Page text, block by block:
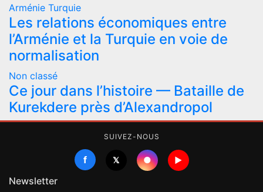
Arménie Turquie
Les relations économiques entre
l’Arménie et la Turquie en voie de
normalisation
Non classé
Ce jour dans l’histoire — Bataille de
Kurekdere près d’Alexandropol
SUIVEZ-NOUS
f 𝕏 ● ▶
Newsletter